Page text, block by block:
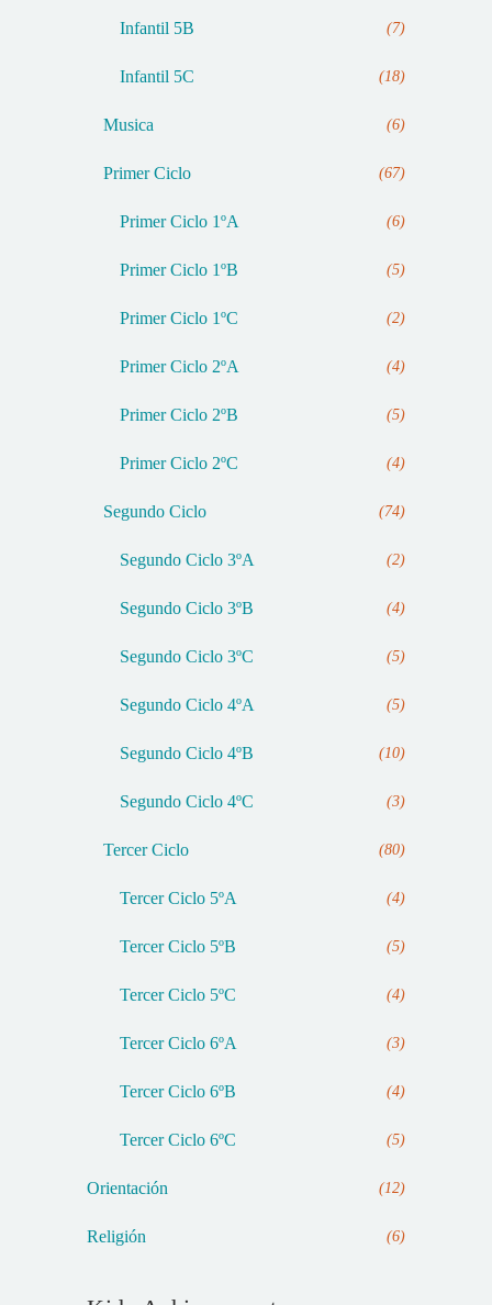
Infantil 5B (7)
Infantil 5C (18)
Musica (6)
Primer Ciclo (67)
Primer Ciclo 1ºA (6)
Primer Ciclo 1ºB (5)
Primer Ciclo 1ºC (2)
Primer Ciclo 2ºA (4)
Primer Ciclo 2ºB (5)
Primer Ciclo 2ºC (4)
Segundo Ciclo (74)
Segundo Ciclo 3ºA (2)
Segundo Ciclo 3ºB (4)
Segundo Ciclo 3ºC (5)
Segundo Ciclo 4ºA (5)
Segundo Ciclo 4ºB (10)
Segundo Ciclo 4ºC (3)
Tercer Ciclo (80)
Tercer Ciclo 5ºA (4)
Tercer Ciclo 5ºB (5)
Tercer Ciclo 5ºC (4)
Tercer Ciclo 6ºA (3)
Tercer Ciclo 6ºB (4)
Tercer Ciclo 6ºC (5)
Orientación (12)
Religión (6)